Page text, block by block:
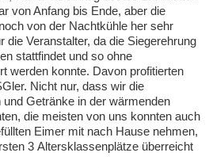
von Anfang bis Ende, aber die
von der Nachtkühle her sehr
die Veranstalter, da die Siegerehrung
stattfindet und so ohne
werden konnte. Davon profitierten
Nicht nur, dass wir die
Getränke in der wärmenden
die meisten von uns konnten auch
Eimer mit nach Hause nehmen,
3 Altersklassenplätze überreicht